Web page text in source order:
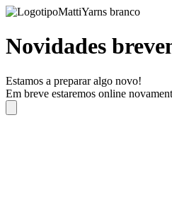
Novidades
Estamos a preparar algo novo!
Em breve estaremos online